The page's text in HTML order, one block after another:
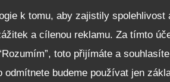
k tomu, aby zajistily
a cílenou reklamu. Za tímto
toto přijímáte a
budeme používat jen